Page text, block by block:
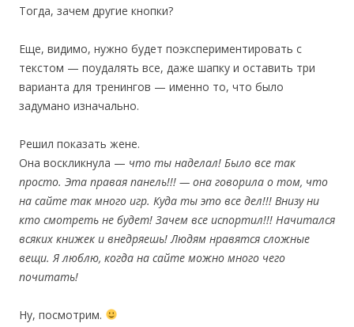
Тогда, зачем другие кнопки?
Еще, видимо, нужно будет поэкспериментировать с
текстом — поудалять все, даже шапку и оставить три
варианта для тренингов — именно то, что было
задумано изначально.
Решил показать жене.
Она воскликнула — что ты наделал! Было все так
просто. Эта правая панель!!! — она говорила о том, что
на сайте так много игр. Куда ты это все дел!!! Внизу ни
кто смотреть не будет! Зачем все испортил!!! Начитался
всяких книжек и внедряешь! Людям нравятся сложные
вещи. Я люблю, когда на сайте можно много чего
почитать!
Ну, посмотрим.